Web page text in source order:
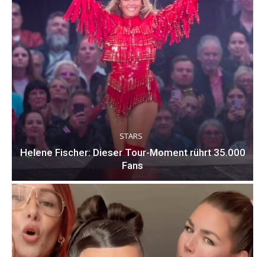
STARS
Helene Fischer: Dieser Tour-Moment rührt 35.000
Fans